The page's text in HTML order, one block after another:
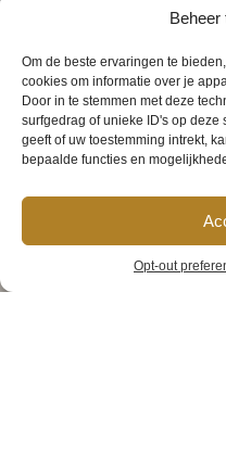
Beheer
Om de beste ervaringen te
cookies om informatie over je
Door in te stemmen met deze
surfgedrag of unieke ID's op deze
geeft of uw toestemming intrekt,
bepaalde functies en
Opt-out